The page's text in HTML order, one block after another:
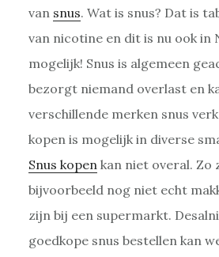
van snus. Wat is snus? Dat is
van nicotine en dit is nu ook in
mogelijk! Snus is algemeen
bezorgt niemand overlast en
verschillende merken snus
kopen is mogelijk in diverse
Snus kopenkan niet overal. Zo
bijvoorbeeld nog niet echt
zijn bij een supermarkt.
goedkope snus bestellen kan